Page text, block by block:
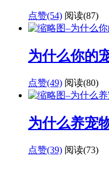
点赞(54) 阅读(87)
为什么你的
点赞(49) 阅读(80)
为什么养宠
点赞(39) 阅读(73)